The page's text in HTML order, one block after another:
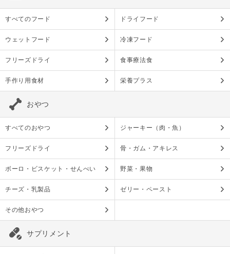
すべてのフード ドライフード
ウェットフード 冷凍フード
フリーズドライ 食事療法食
手作り用食材 栄養プラス
おやつ
すべてのおやつ ジャーキー（肉・魚）
フリーズドライ 骨・ガム・アキレス
ボーロ・ビスケット・せんべい 野菜・果物
チーズ・乳製品 ゼリー・ペースト
その他おやつ
サプリメント